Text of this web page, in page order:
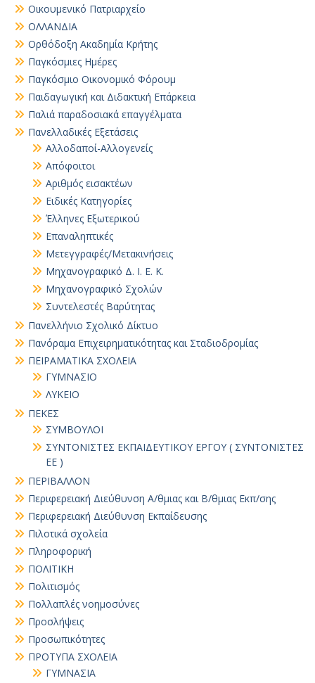
Οικουμενικό Πατριαρχείο
ΟΛΛΑΝΔΙΑ
Ορθόδοξη Ακαδημία Κρήτης
Παγκόσμιες Ημέρες
Παγκόσμιο Οικονομικό Φόρουμ
Παιδαγωγική και Διδακτική Επάρκεια
Παλιά παραδοσιακά επαγγέλματα
Πανελλαδικές Εξετάσεις
Αλλοδαποί-Αλλογενείς
Απόφοιτοι
Αριθμός εισακτέων
Ειδικές Κατηγορίες
Έλληνες Εξωτερικού
Επαναληπτικές
Μετεγγραφές/Μετακινήσεις
Μηχανογραφικό Δ. Ι. Ε. Κ.
Μηχανογραφικό Σχολών
Συντελεστές Βαρύτητας
Πανελλήνιο Σχολικό Δίκτυο
Πανόραμα Επιχειρηματικότητας και Σταδιοδρομίας
ΠΕΙΡΑΜΑΤΙΚΑ ΣΧΟΛΕΙΑ
ΓΥΜΝΑΣΙΟ
ΛΥΚΕΙΟ
ΠΕΚΕΣ
ΣΥΜΒΟΥΛΟΙ
ΣΥΝΤΟΝΙΣΤΕΣ ΕΚΠΑΙΔΕΥΤΙΚΟΥ ΕΡΓΟΥ ( ΣΥΝΤΟΝΙΣΤΕΣ
ΕΕ )
ΠΕΡΙΒΑΛΛΟΝ
Περιφερειακή Διεύθυνση Α/θμιας και Β/θμιας Εκπ/σης
Περιφερειακή Διεύθυνση Εκπαίδευσης
Πιλοτικά σχολεία
Πληροφορική
ΠΟΛΙΤΙΚΗ
Πολιτισμός
Πολλαπλές νοημοσύνες
Προσλήψεις
Προσωπικότητες
ΠΡΟΤΥΠΑ ΣΧΟΛΕΙΑ
ΓΥΜΝΑΣΙΑ